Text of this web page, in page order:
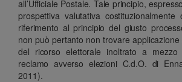
all’Ufficiale Postale. Tale principio,
prospettiva valutativa
riferimento al principio del giusto
non può pertanto non trovare
del ricorso elettorale inoltrato a mezzo
reclamo avverso elezioni C.d.O. di
2011).